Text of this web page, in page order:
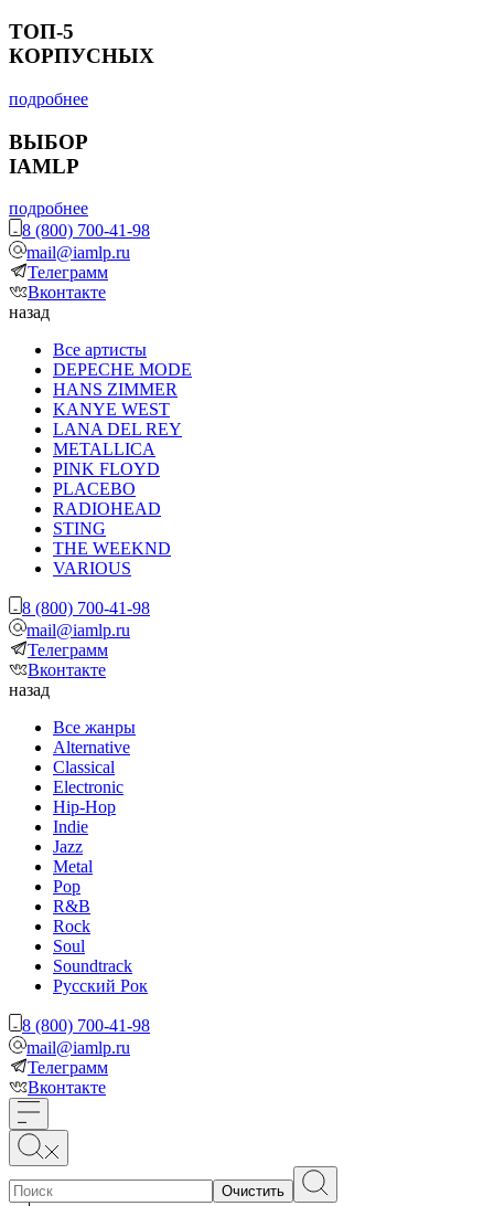
ТОП-5
КОРПУСНЫХ
подробнее
ВЫБОР
IAMLP
подробнее
8 (800) 700-41-98
mail@iamlp.ru
Телеграмм
Вконтакте
назад
Все артисты
DEPECHE MODE
HANS ZIMMER
KANYE WEST
LANA DEL REY
METALLICA
PINK FLOYD
PLACEBO
RADIOHEAD
STING
THE WEEKND
VARIOUS
8 (800) 700-41-98
mail@iamlp.ru
Телеграмм
Вконтакте
назад
Все жанры
Alternative
Classical
Electronic
Hip-Hop
Indie
Jazz
Metal
Pop
R&B
Rock
Soul
Soundtrack
Русский Рок
8 (800) 700-41-98
mail@iamlp.ru
Телеграмм
Вконтакте
Очистить